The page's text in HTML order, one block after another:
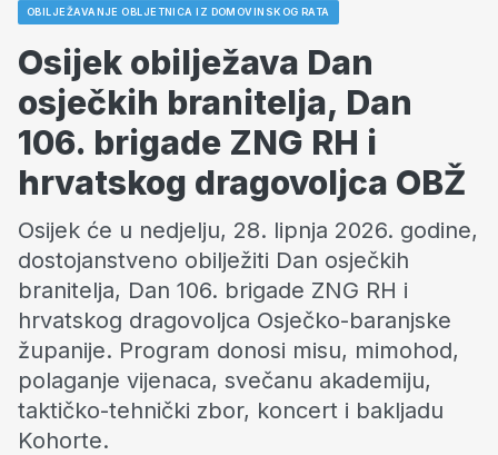
OBILJEŽAVANJE OBLJETNICA IZ DOMOVINSKOG RATA
Osijek obilježava Dan
osječkih branitelja, Dan
106. brigade ZNG RH i
hrvatskog dragovoljca OBŽ
Osijek će u nedjelju, 28. lipnja 2026. godine,
dostojanstveno obilježiti Dan osječkih
branitelja, Dan 106. brigade ZNG RH i
hrvatskog dragovoljca Osječko-baranjske
županije. Program donosi misu, mimohod,
polaganje vijenaca, svečanu akademiju,
taktičko-tehnički zbor, koncert i bakljadu
Kohorte.